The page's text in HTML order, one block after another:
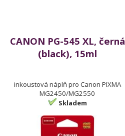
CANON PG-545 XL, černá
(black), 15ml
inkoustová náplň pro Canon PIXMA
MG2450/MG2550
Skladem